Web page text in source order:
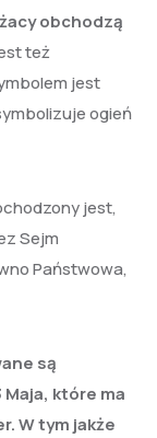
obchodzą
też
jest
ogień
jest,
Sejm
Państwowa,
są
które ma
W tym jakże